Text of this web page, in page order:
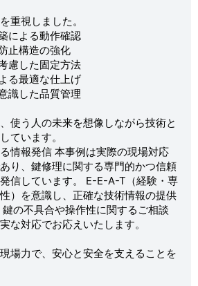
重視しました。
による動作確認
止構造の強化
慮した固定方法
る最適な仕上げ
識した品質管理
使う人の未来を想像しながら技術と
ています。
情報発信 本事例は実際の現場対応
り、鍵修理に関する専門的かつ信頼
信しています。 E-E-A-T（経験・専
）を意識し、正確な技術情報の提供
の不具合や操作性に関するご相談
な対応でお応えいたします。
場力で、安心と安全を支えることを